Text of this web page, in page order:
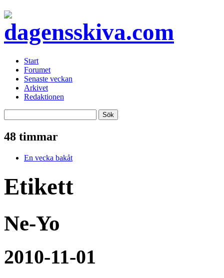
Start
Forumet
Senaste veckan
Arkivet
Redaktionen
48 timmar
En vecka bakåt
Etikett
Ne-Yo
2010-11-01